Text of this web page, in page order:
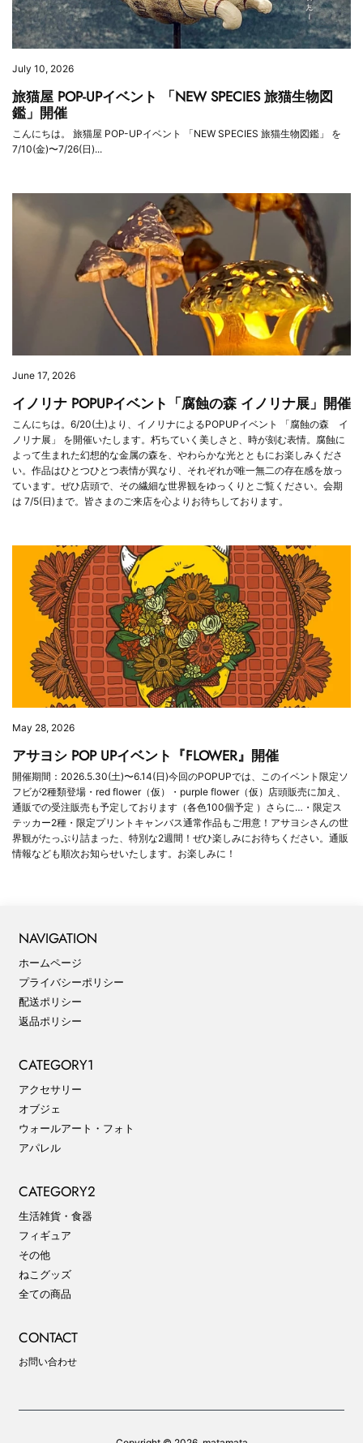
July 10, 2026
旅猫屋 POP-UPイベント 「NEW SPECIES 旅猫生物図
鑑」開催
こんにちは。 旅猫屋 POP-UPイベント 「NEW SPECIES 旅猫生物図鑑」 を
7/10(金)〜7/26(日)...
June 17, 2026
イノリナ POPUPイベント「腐蝕の森 イノリナ展」開催
こんにちは。6/20(土)より、イノリナによるPOPUPイベント 「腐蝕の森 イ
ノリナ展」 を開催いたします。朽ちていく美しさと、時が刻む表情。腐蝕に
よって生まれた幻想的な金属の森を、やわらかな光とともにお楽しみくださ
い。作品はひとつひとつ表情が異なり、それぞれが唯一無二の存在感を放っ
ています。ぜひ店頭で、その繊細な世界観をゆっくりとご覧ください。会期
は 7/5(日)まで。皆さまのご来店を心よりお待ちしております。
May 28, 2026
アサヨシ POP UPイベント『FLOWER』開催
開催期間：2026.5.30(土)〜6.14(日)今回のPOPUPでは、このイベント限定ソ
フビが2種類登場・red flower（仮）・purple flower（仮）店頭販売に加え、
通販での受注販売も予定しております（各色100個予定 ）さらに…・限定ス
テッカー2種・限定プリントキャンバス通常作品もご用意！アサヨシさんの世
界観がたっぷり詰まった、特別な2週間！ぜひ楽しみにお待ちください。通販
情報なども順次お知らせいたします。お楽しみに！
NAVIGATION
ホームページ
プライバシーポリシー
配送ポリシー
返品ポリシー
CATEGORY1
アクセサリー
オブジェ
ウォールアート・フォト
アパレル
CATEGORY2
生活雑貨・食器
フィギュア
その他
ねこグッズ
全ての商品
CONTACT
お問い合わせ